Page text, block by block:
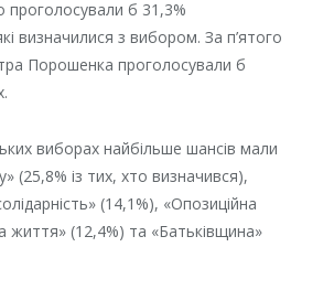
проголосували б 31,3%
визначилися з вибором. За п’ятого
Порошенка проголосували б
виборах найбільше шансів мали
(25,8% із тих, хто визначився),
(14,1%), «Опозиційна
(12,4%) та «Батьківщина»